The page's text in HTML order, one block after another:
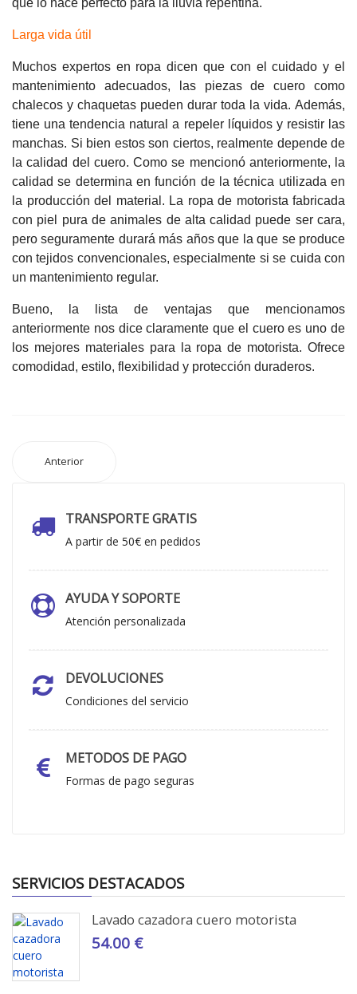
Larga vida útil
Muchos expertos en ropa dicen que con el cuidado y el
mantenimiento adecuados, las piezas de cuero como
chalecos y chaquetas pueden durar toda la vida. Además,
tiene una tendencia natural a repeler líquidos y resistir las
manchas. Si bien estos son ciertos, realmente depende de
la calidad del cuero. Como se mencionó anteriormente, la
calidad se determina en función de la técnica utilizada en
la producción del material. La ropa de motorista fabricada
con piel pura de animales de alta calidad puede ser cara,
pero seguramente durará más años que la que se produce
con tejidos convencionales, especialmente si se cuida con
un mantenimiento regular.
Bueno, la lista de ventajas que mencionamos
anteriormente nos dice claramente que el cuero es uno de
los mejores materiales para la ropa de motorista. Ofrece
comodidad, estilo, flexibilidad y protección duraderos.
Anterior
TRANSPORTE GRATIS
A partir de 50€ en pedidos
AYUDA Y SOPORTE
Atención personalizada
DEVOLUCIONES
Condiciones del servicio
METODOS DE PAGO
Formas de pago seguras
SERVICIOS DESTACADOS
Lavado cazadora cuero motorista
54.00 €